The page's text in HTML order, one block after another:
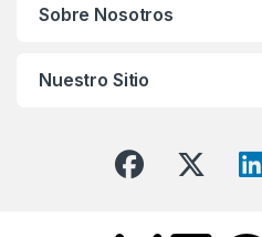
Sobre Nosotros
Nuestro Sitio